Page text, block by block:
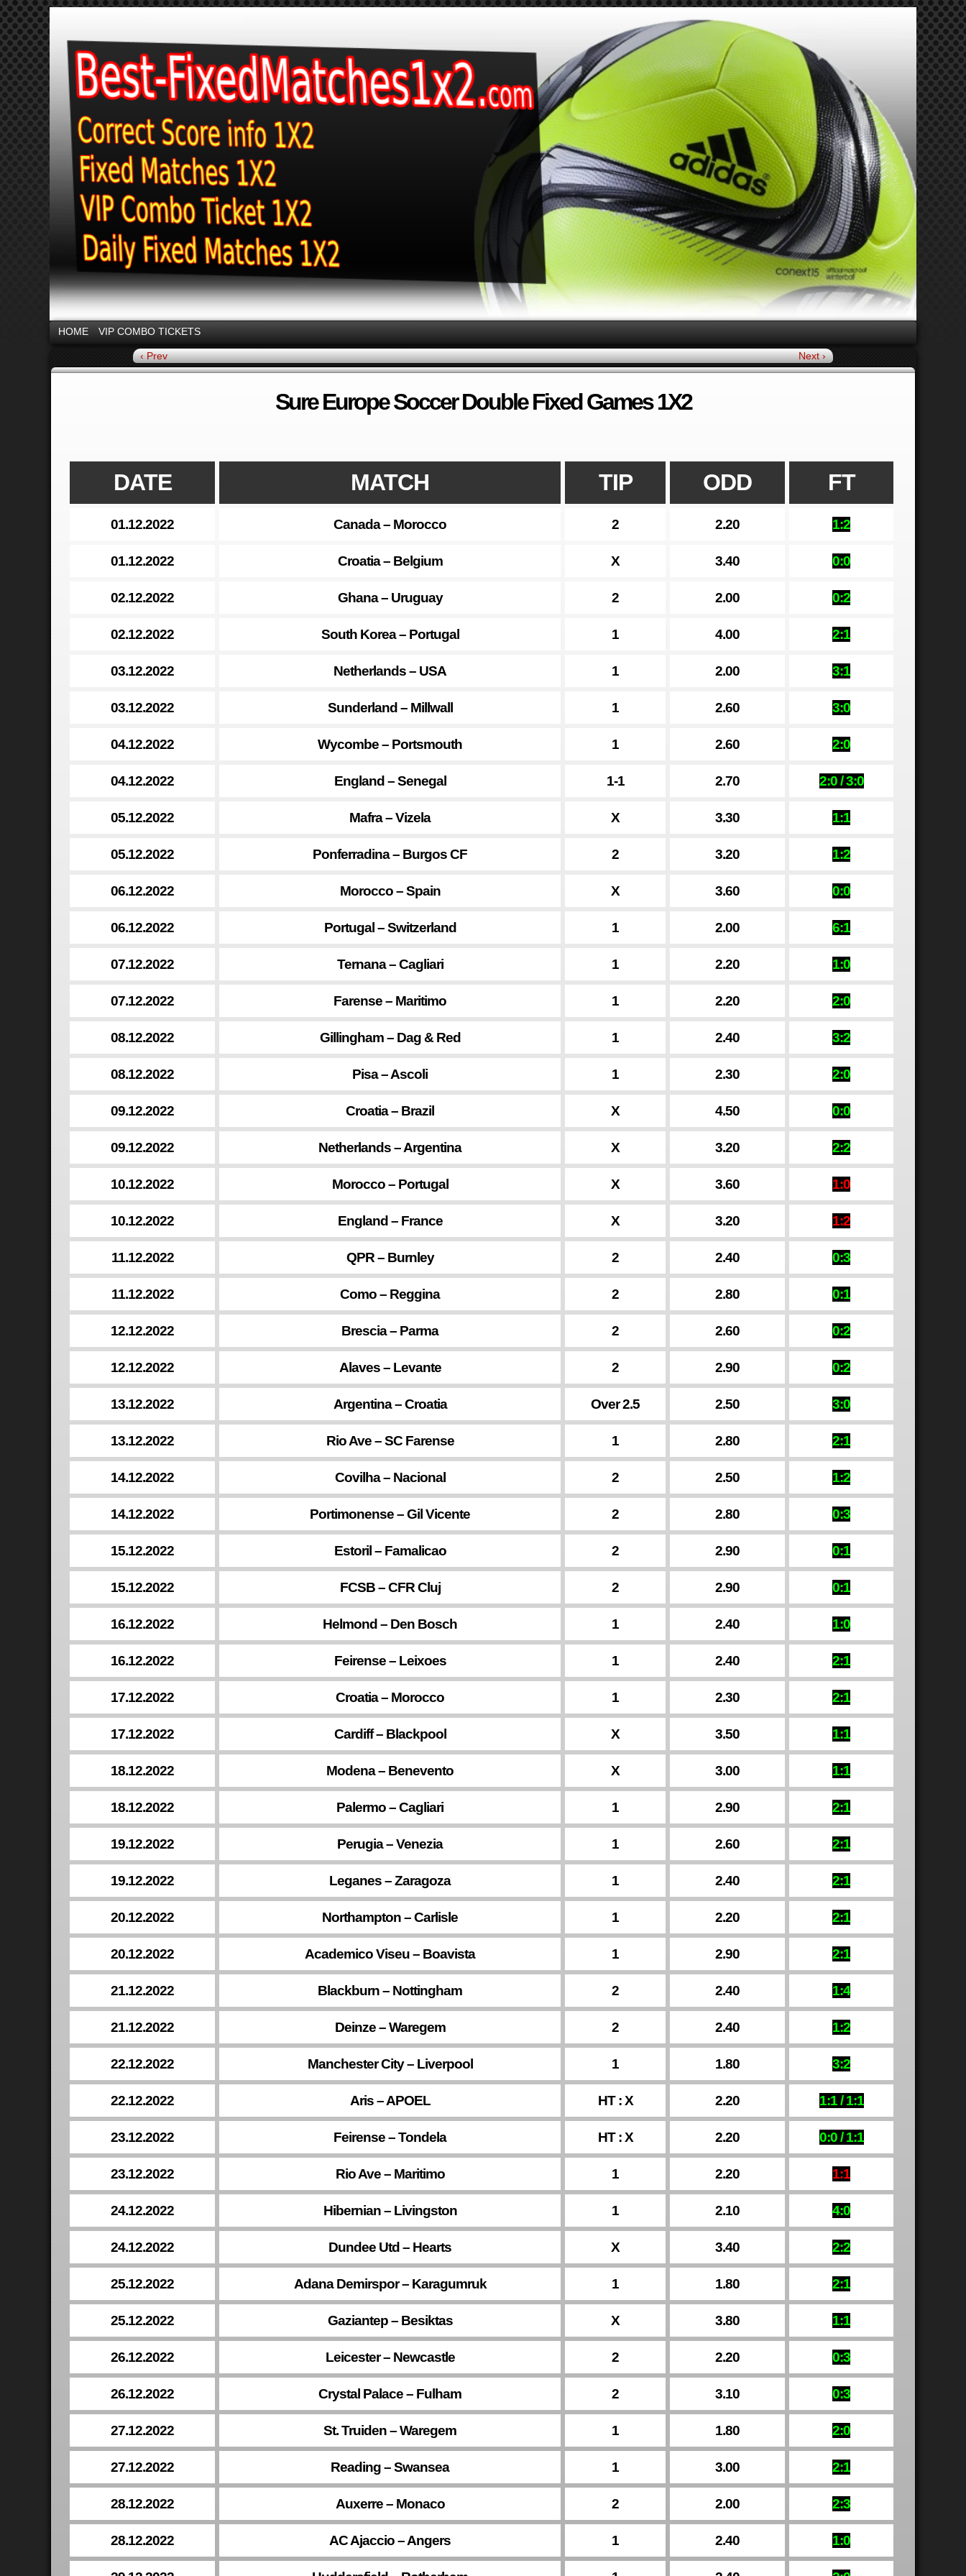
HOME VIP COMBO TICKETS
‹ Prev Next ›
Sure Europe Soccer Double Fixed Games 1X2
DATE MATCH TIP ODD FT
01.12.2022 Canada – Morocco 2 2.20 1:2
01.12.2022 Croatia – Belgium X 3.40 0:0
02.12.2022 Ghana – Uruguay 2 2.00 0:2
02.12.2022 South Korea – Portugal 1 4.00 2:1
03.12.2022 Netherlands – USA 1 2.00 3:1
03.12.2022 Sunderland – Millwall 1 2.60 3:0
04.12.2022 Wycombe – Portsmouth 1 2.60 2:0
04.12.2022 England – Senegal 1-1 2.70 2:0 / 3:0
05.12.2022 Mafra – Vizela X 3.30 1:1
05.12.2022 Ponferradina – Burgos CF 2 3.20 1:2
06.12.2022 Morocco – Spain X 3.60 0:0
06.12.2022 Portugal – Switzerland 1 2.00 6:1
07.12.2022 Ternana – Cagliari 1 2.20 1:0
07.12.2022 Farense – Maritimo 1 2.20 2:0
08.12.2022 Gillingham – Dag & Red 1 2.40 3:2
08.12.2022 Pisa – Ascoli 1 2.30 2:0
09.12.2022 Croatia – Brazil X 4.50 0:0
09.12.2022 Netherlands – Argentina X 3.20 2:2
10.12.2022 Morocco – Portugal X 3.60 1:0
10.12.2022 England – France X 3.20 1:2
11.12.2022 QPR – Burnley 2 2.40 0:3
11.12.2022 Como – Reggina 2 2.80 0:1
12.12.2022 Brescia – Parma 2 2.60 0:2
12.12.2022 Alaves – Levante 2 2.90 0:2
13.12.2022 Argentina – Croatia Over 2.5 2.50 3:0
13.12.2022 Rio Ave – SC Farense 1 2.80 2:1
14.12.2022 Covilha – Nacional 2 2.50 1:2
14.12.2022 Portimonense – Gil Vicente 2 2.80 0:3
15.12.2022 Estoril – Famalicao 2 2.90 0:1
15.12.2022 FCSB – CFR Cluj 2 2.90 0:1
16.12.2022 Helmond – Den Bosch 1 2.40 1:0
16.12.2022 Feirense – Leixoes 1 2.40 2:1
17.12.2022 Croatia – Morocco 1 2.30 2:1
17.12.2022 Cardiff – Blackpool X 3.50 1:1
18.12.2022 Modena – Benevento X 3.00 1:1
18.12.2022 Palermo – Cagliari 1 2.90 2:1
19.12.2022 Perugia – Venezia 1 2.60 2:1
19.12.2022 Leganes – Zaragoza 1 2.40 2:1
20.12.2022 Northampton – Carlisle 1 2.20 2:1
20.12.2022 Academico Viseu – Boavista 1 2.90 2:1
21.12.2022 Blackburn – Nottingham 2 2.40 1:4
21.12.2022 Deinze – Waregem 2 2.40 1:2
22.12.2022 Manchester City – Liverpool 1 1.80 3:2
22.12.2022 Aris – APOEL HT : X 2.20 1:1 / 1:1
23.12.2022 Feirense – Tondela HT : X 2.20 0:0 / 1:1
23.12.2022 Rio Ave – Maritimo 1 2.20 1:1
24.12.2022 Hibernian – Livingston 1 2.10 4:0
24.12.2022 Dundee Utd – Hearts X 3.40 2:2
25.12.2022 Adana Demirspor – Karagumruk 1 1.80 2:1
25.12.2022 Gaziantep – Besiktas X 3.80 1:1
26.12.2022 Leicester – Newcastle 2 2.20 0:3
26.12.2022 Crystal Palace – Fulham 2 3.10 0:3
27.12.2022 St. Truiden – Waregem 1 1.80 2:0
27.12.2022 Reading – Swansea 1 3.00 2:1
28.12.2022 Auxerre – Monaco 2 2.00 2:3
28.12.2022 AC Ajaccio – Angers 1 2.40 1:0